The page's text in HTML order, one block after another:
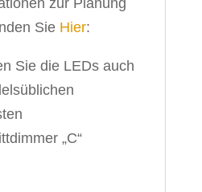
zur Planung
Sie Hier:
Sie die LEDs auch
„C“